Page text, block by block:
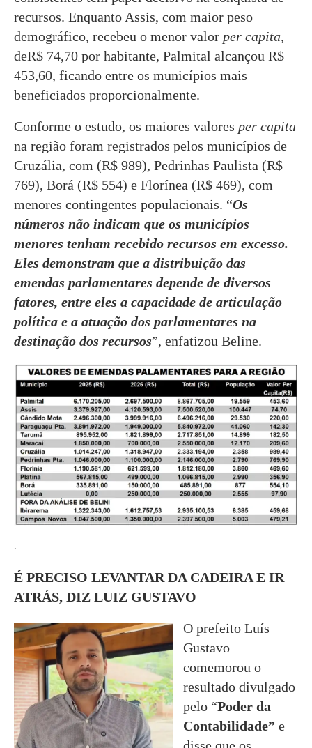
recursos. Enquanto Assis, com maior peso
demográfico, recebeu o menor valor per capita,
deR$ 74,70 por habitante, Palmital alcançou R$
453,60, ficando entre os municípios mais
beneficiados proporcionalmente.
Conforme o estudo, os maiores valores per capita
na região foram registrados pelos municípios de
Cruzália, com (R$ 989), Pedrinhas Paulista (R$
769), Borá (R$ 554) e Florínea (R$ 469), com
menores contingentes populacionais. “Os
números não indicam que os municípios
menores tenham recebido recursos em excesso.
Eles demonstram que a distribuição das
emendas parlamentares depende de diversos
fatores, entre eles a capacidade de articulação
política e a atuação dos parlamentares na
destinação dos recursos”, enfatizou Beline.
.
É PRECISO LEVANTAR DA CADEIRA E IR
ATRÁS, DIZ LUIZ GUSTAVO
O prefeito Luís
Gustavo
comemorou o
resultado divulgado
pelo “Poder da
Contabilidade” e